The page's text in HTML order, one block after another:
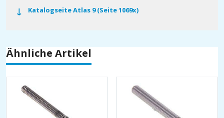
Katalogseite Atlas 9 (Seite 1069x)
Ähnliche Artikel